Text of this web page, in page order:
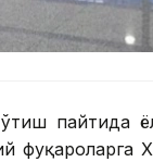
пайтида
фуқароларга